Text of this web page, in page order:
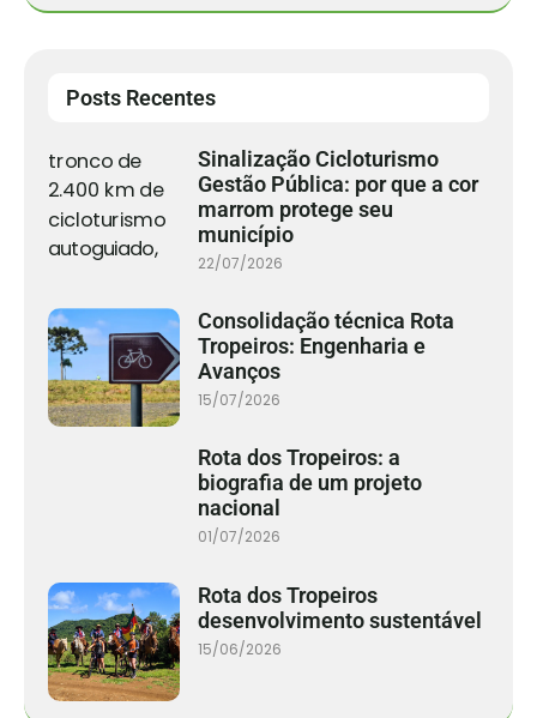
Posts Recentes
Sinalização Cicloturismo
Gestão Pública: por que a cor
marrom protege seu
município
22/07/2026
Consolidação técnica Rota
Tropeiros: Engenharia e
Avanços
15/07/2026
Rota dos Tropeiros: a
biografia de um projeto
nacional
01/07/2026
Rota dos Tropeiros
desenvolvimento sustentável
15/06/2026